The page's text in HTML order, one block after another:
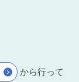
から行って